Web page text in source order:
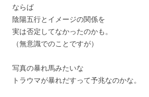
ならば
陰陽五行とイメージの関係を
実は否定してなかったのかも。
（無意識でのことですが）
写真の暴れ馬みたいな
トラウマが暴れだすって予兆なのかな。